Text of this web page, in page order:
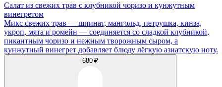
Салат из свежих трав с клубникой чоризо и кунжутным
винегретом
Микс свежих трав — шпинат, мангольд, петрушка, кинза,
укроп, мята и ромейн — соединяется со сладкой клубникой,
пикантным чоризо и нежным творожным сыром, а
кунжутный винегрет добавляет блюду лёгкую азиатскую ноту.
680 ₽